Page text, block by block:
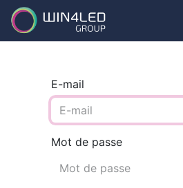
E-mail
Mot de passe